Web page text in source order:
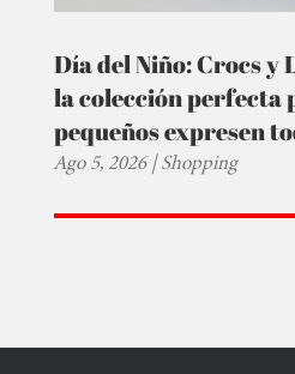
Día del Niño: Crocs y
la colección perfecta
pequeños expresen
Ago 5, 2026|Shopping